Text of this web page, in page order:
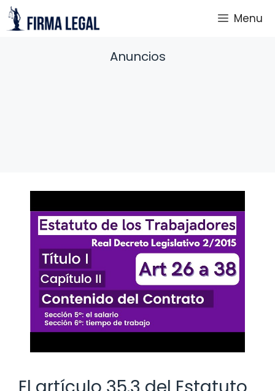
Saltar
al
Menu
Anuncios